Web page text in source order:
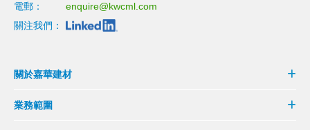
電郵：
enquire@kwcml.com
關注我們：
關於嘉華建材
業務範圍